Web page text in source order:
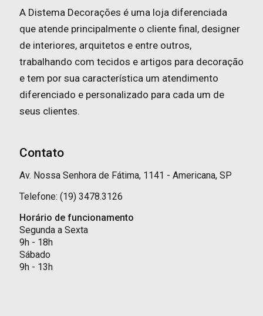
A Distema Decorações é uma loja diferenciada
que atende principalmente o cliente final, designer
de interiores, arquitetos e entre outros,
trabalhando com tecidos e artigos para decoração
e tem por sua característica um atendimento
diferenciado e personalizado para cada um de
seus clientes.
Contato
Av. Nossa Senhora de Fátima, 1141 - Americana, SP
Telefone: (19) 3478.3126
Horário de funcionamento
Segunda a Sexta
9h - 18h
Sábado
9h - 13h